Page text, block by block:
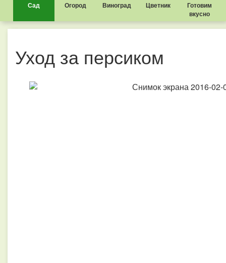
Сад Огород Виноград Цветник
Готовим
вкусно
Уход за персиком